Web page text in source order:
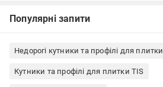
Популярні запити
Недорогі кутники та профілі для плитки
Кутники та профілі для плитки TIS